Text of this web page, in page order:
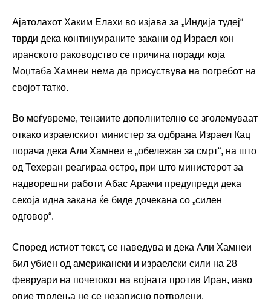
Ајатолахот Хаким Елахи во изјава за „Индија тудеј“
тврди дека континуираните закани од Израел кон
иранското раководство се причина поради која
Моџтаба Хамнеи нема да присуствува на погребот на
својот татко.
Во меѓувреме, тензиите дополнително се зголемуваат
откако израелскиот министер за одбрана Израел Кац
порача дека Али Хамнеи е „обележан за смрт“, на што
од Техеран реагираа остро, при што министерот за
надворешни работи Абас Аракчи предупреди дека
секоја идна закана ќе биде дочекана со „силен
одговор“.
Според истиот текст, се наведува и дека Али Хамнеи
бил убиен од американски и израелски сили на 28
февруари на почетокот на војната против Иран, иако
овие тврдења не се независно потврдени.